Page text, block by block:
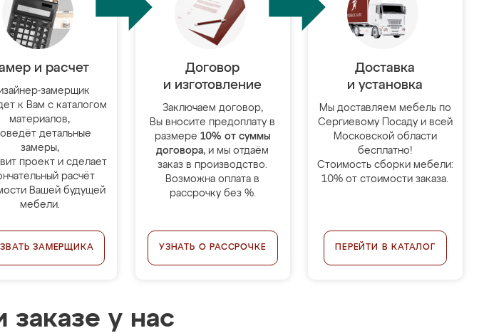
и расчет
замерщик
к Вам с каталогом
материалов,
детальные
замеры,
проект и сделает
расчёт
Вашей будущей
мебели.
ЗАМЕРЩИКА
Договор
и изготовление
Заключаем договор,
Вы вносите предоплату в
размере 10% от суммы
договора, и мы отдаём
заказ в производство.
Возможна оплата в
рассрочку без %.
УЗНАТЬ О РАССРОЧКЕ
Доставка
и установка
Мы доставляем мебель по
Сергиевому Посаду и всей
Московской области
бесплатно!
Стоимость сборки мебели:
10% от стоимости заказа.
ПЕРЕЙТИ В КАТАЛОГ
заказе у нас